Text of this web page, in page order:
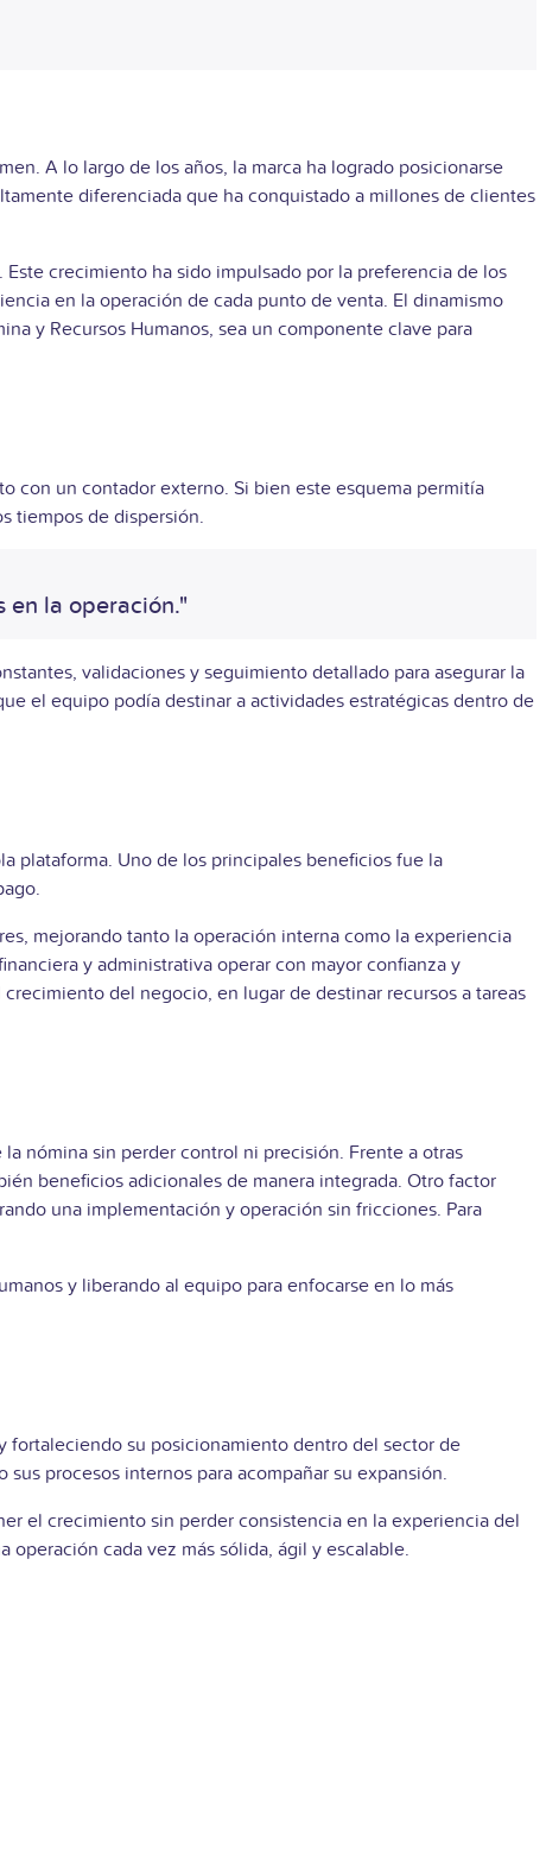
A lo largo de los años, la marca ha logrado posicionarse
diferenciada que ha conquistado a millones de clientes
crecimiento ha sido impulsado por la preferencia de los
en la operación de cada punto de venta. El dinamismo
y Recursos Humanos, sea un componente clave para
con un contador externo. Si bien este esquema permitía
tiempos de dispersión.
en la operación."
validaciones y seguimiento detallado para asegurar la
el equipo podía destinar a actividades estratégicas dentro de
plataforma. Uno de los principales beneficios fue la
mejorando tanto la operación interna como la experiencia
y administrativa operar con mayor confianza y
del negocio, en lugar de destinar recursos a tareas
nómina sin perder control ni precisión. Frente a otras
beneficios adicionales de manera integrada. Otro factor
una implementación y operación sin fricciones. Para
y liberando al equipo para enfocarse en lo más
fortaleciendo su posicionamiento dentro del sector de
procesos internos para acompañar su expansión.
el crecimiento sin perder consistencia en la experiencia del
operación cada vez más sólida, ágil y escalable.